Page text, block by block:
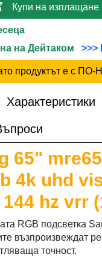
Купи на изплащане
на Дейтаком
>>>
продуктът е с
Характеристики
65"
4k uhd
hz vrr
RGB подсветка
възпроизвеждат
точност.